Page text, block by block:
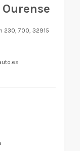
230, 700, 32915